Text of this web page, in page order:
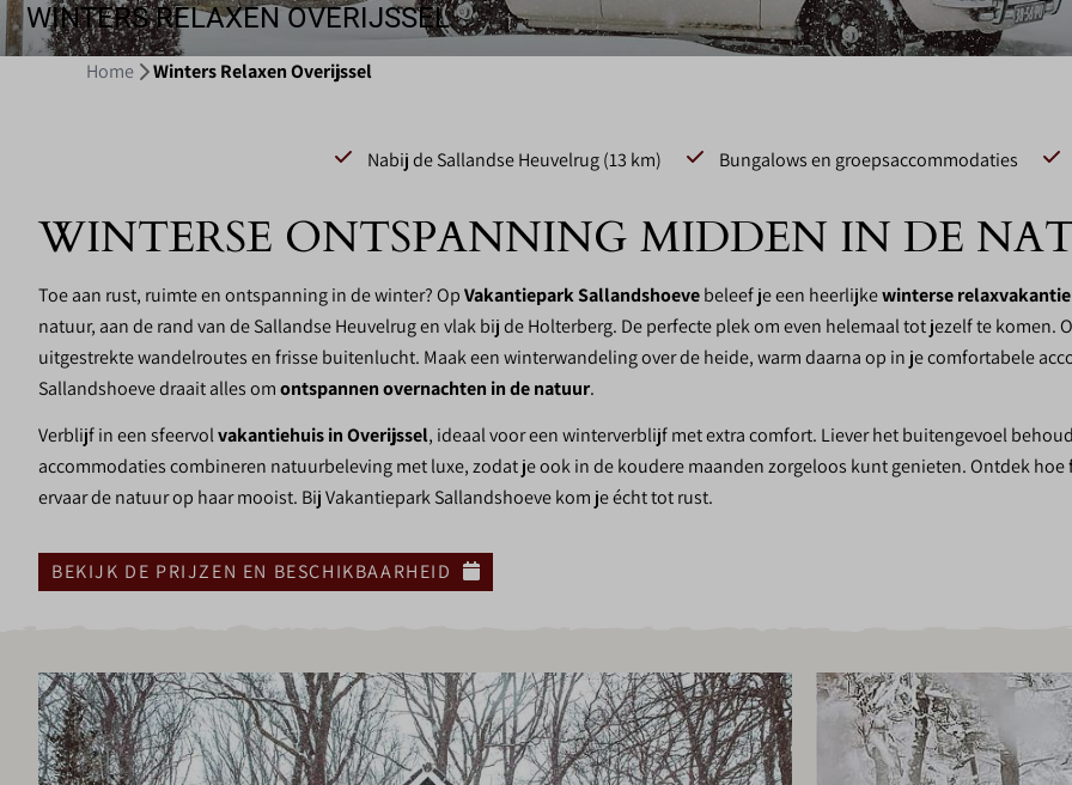
WINTERS RELAXEN OVERIJSSEL
Home Winters Relaxen Overijssel
Nabij de Sallandse Heuvelrug (13 km) Bungalows en groepsaccommodaties
WINTERSE ONTSPANNING MIDDEN IN DE
Toe aan rust, ruimte en ontspanning in de winter? OpVakantiepark Sallandshoevebeleef je een heerlijkewinterse
natuur, aan de rand van de Sallandse Heuvelrug en vlak bij de Holterberg. De perfecte plek om even helemaal tot jezelf te
uitgestrekte wandelroutes en frisse buitenlucht. Maak een winterwandeling over de heide, warm daarna op in je comfortabele
Sallandshoeve draait alles omontspannen overnachten in de natuur.
Verblijf in een sfeervolvakantiehuis in Overijssel, ideaal voor een winterverblijf met extra comfort. Liever het buitengevoel
accommodaties combineren natuurbeleving met luxe, zodat je ook in de koudere maanden zorgeloos kunt genieten. Ontdek
ervaar de natuur op haar mooist. Bij Vakantiepark Sallandshoeve kom je écht tot rust.
BEKIJK DE PRIJZEN EN BESCHIKBAARHEID
✽
❅